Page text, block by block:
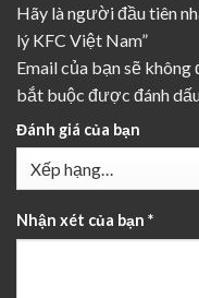
Hãy là người đầu tiên
lý KFC Việt Nam”
Email của bạn sẽ
bắt buộc được đánh
Đánh giá của bạn
Nhận xét của bạn *